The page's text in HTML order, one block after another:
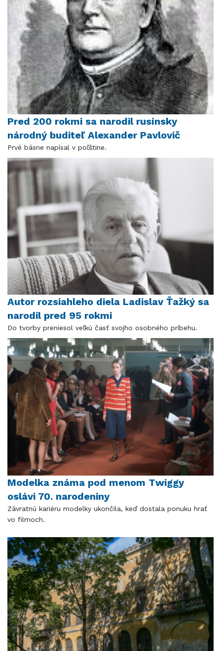
Pred 200 rokmi sa narodil rusínsky
národný buditeľ Alexander Pavlovič
Prvé básne napísal v poľštine.
Autor rozsiahleho diela Ladislav Ťažký sa
narodil pred 95 rokmi
Do tvorby preniesol veľkú časť svojho osobného príbehu.
Modelka známa pod menom Twiggy
oslávi 70. narodeniny
Závratnú kariéru modelky ukončila, keď dostala ponuku hrať
vo filmoch.